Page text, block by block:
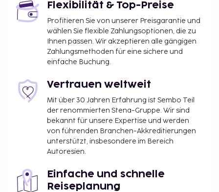
Flexibilität & Top-Preise
Profitieren Sie von unserer Preisgarantie und
wählen Sie flexible Zahlungsoptionen, die zu
Ihnen passen. Wir akzeptieren alle gängigen
Zahlungsmethoden für eine sichere und
einfache Buchung.
Vertrauen weltweit
Mit über 30 Jahren Erfahrung ist Sembo Teil
der renommierten Stena-Gruppe. Wir sind
bekannt für unsere Expertise und werden
von führenden Branchen-Akkreditierungen
unterstützt, insbesondere im Bereich
Autoresien.
Einfache und schnelle
Reiseplanung